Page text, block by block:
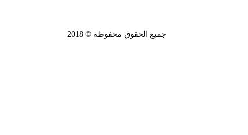
جميع الحقوق محفوظة © 2018